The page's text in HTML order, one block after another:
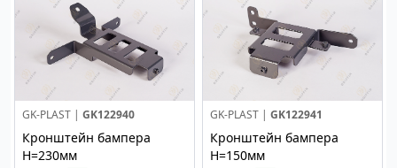
GK-PLAST | GK122940
Кронштейн бампера
H=230мм
GK-PLAST | GK122941
Кронштейн бампера
H=150мм